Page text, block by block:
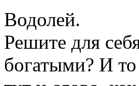
Водолей.
Решите для
богатыми? И